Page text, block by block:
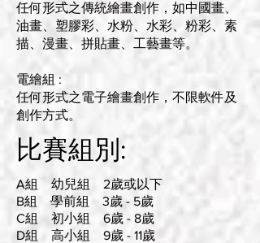
任何形式之傳統繪畫創作，如中國畫、
油畫、塑膠彩、水粉、水彩、粉彩、素
描、漫畫、拼貼畫、工藝畫等。
電繪組 :
任何形式之電子繪畫創作，不限軟件及
創作方式。
比賽組別:
A組 幼兒組 2歲或以下
B組 學前組 3歲 - 5歲
C組 初小組 6歲 - 8歲
D組 高小組 9歲 - 11歲